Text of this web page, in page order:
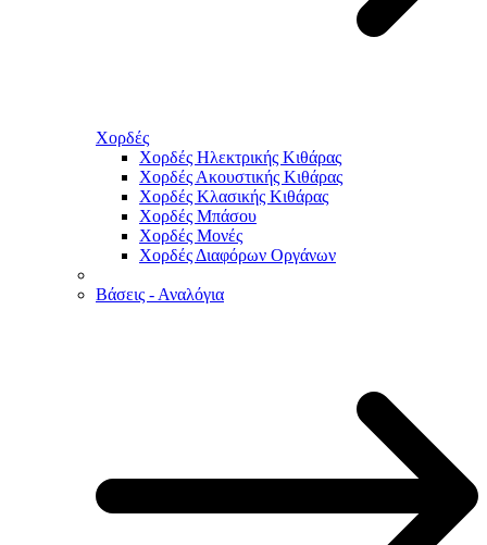
Χορδές
Χορδές Ηλεκτρικής Κιθάρας
Χορδές Ακουστικής Κιθάρας
Χορδές Κλασικής Κιθάρας
Χορδές Μπάσου
Χορδές Μονές
Χορδές Διαφόρων Οργάνων
Βάσεις - Αναλόγια